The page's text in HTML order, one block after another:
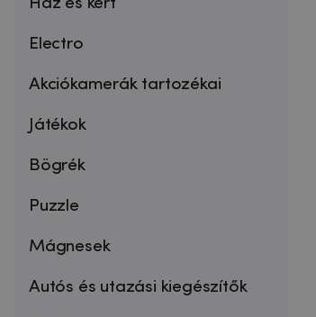
Electro
Akciókamerák tartozékai
Játékok
Bögrék
Puzzle
Mágnesek
Autós és utazási kiegészítők